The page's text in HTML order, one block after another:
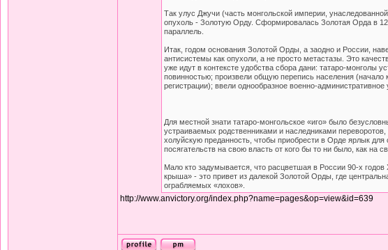
Так улус Джучи (часть монгольской империи,
опухоль - Золотую Орду. Сформировалась Золотая Орда в
параллель.
Итак, годом основания Золотой Орды, а заодно и России,
антисистемы как опухоли, а не просто метастазы. Это
уже идут в контексте удобства сбора дани: татаро-монголы
повинностью; произвели общую перепись населения (начало
регистрации); ввели однообразное военно-
Для местной знати татаро-монгольское «иго» было
устраиваемых родственниками и наследниками
холуйскую преданность, чтобы приобрести в Орде ярлык
посягательств на свою власть от кого бы то ни было, как на
Мало кто задумывается, что расцветшая в России 90-х
крыша» - это привет из далекой Золотой Орды, где
ограбляемых «лохов».
http://www.anvictory.org/index.php?name=pages&op=view&id=639